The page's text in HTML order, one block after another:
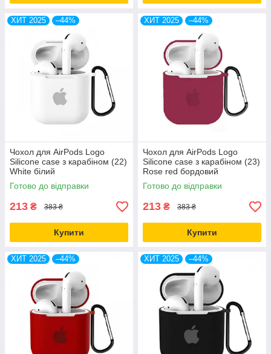
ХИТ 2025 –44%
Чохол для AirPods Logo
Silicone case з карабіном (22)
White білий
Готово до відправки
213 ₴ 383 ₴
Купити
ХИТ 2025 –44%
Чохол для AirPods Logo
Silicone case з карабіном (23)
Rose red бордовий
Готово до відправки
213 ₴ 383 ₴
Купити
ХИТ 2025 –44% ХИТ 2025 –44%